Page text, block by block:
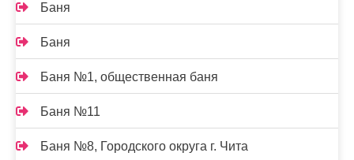
Баня
Баня
Баня №1, общественная баня
Баня №11
Баня №8, Городского округа г. Чита